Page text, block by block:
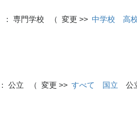
： 専門学校 （ 変更 >> 中学校 高
： 公立 （ 変更 >> すべて 国立